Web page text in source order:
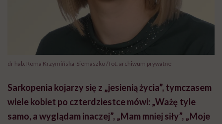
dr hab. Roma Krzymińska-Siemaszko / fot. archiwum prywatne
Sarkopenia kojarzy się z „jesienią życia”, tymczasem
wiele kobiet po czterdziestce mówi: „Ważę tyle
samo, a wyglądam inaczej”, „Mam mniej siły”, „Moje